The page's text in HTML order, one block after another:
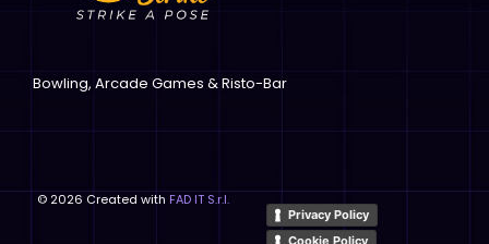
Bowling, Arcade Games & Risto-Bar
© 2026 Created with FAD IT S.r.l.
Privacy Policy
Cookie Policy